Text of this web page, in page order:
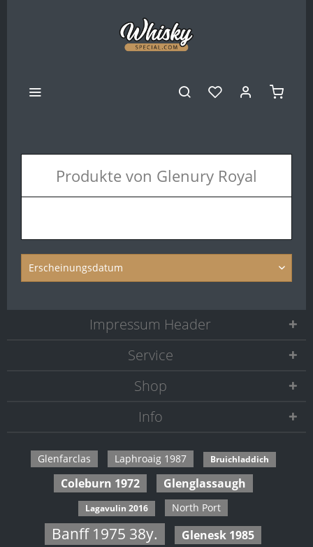
Produkte von Glenury Royal
Service
Shop
Info
Impressum Header
Glenfarclas Laphroaig 1987 Bruichladdich
Coleburn 1972 Glenglassaugh
Lagavulin 2016 North Port
Banff 1975 38y. Glenesk 1985